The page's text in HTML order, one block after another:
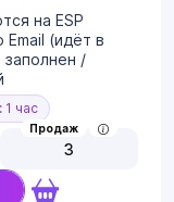
на ESP
(идёт в
/
час
Продаж
3